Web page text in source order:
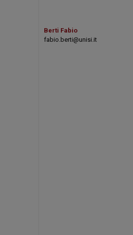
Berti Fabio
fabio.berti@unisi.it